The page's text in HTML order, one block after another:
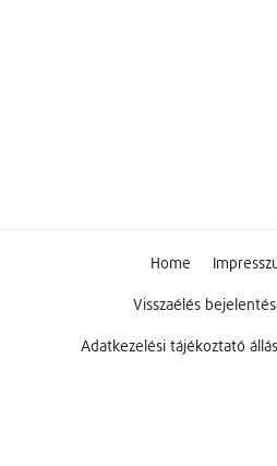
Home
Visszaélés
Adatkezelési tájékoztató